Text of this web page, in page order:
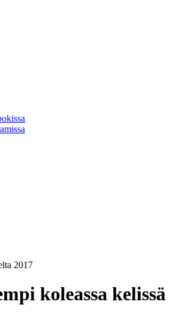
2017
koleassa kelissä